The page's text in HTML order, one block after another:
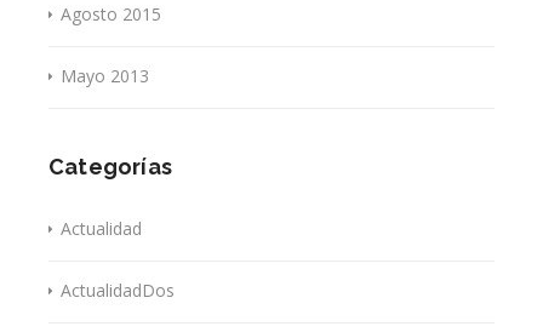
Agosto 2015
Mayo 2013
Categorías
Actualidad
ActualidadDos